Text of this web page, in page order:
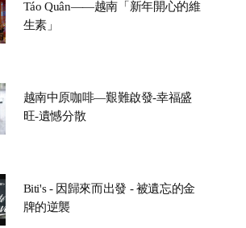
Táo Quân——越南「新年開心的維
生素」
越南中原咖啡—艱難啟發-幸福盛
旺-遺憾分散
Biti's - 因歸來而出發 - 被遺忘的金
牌的逆襲